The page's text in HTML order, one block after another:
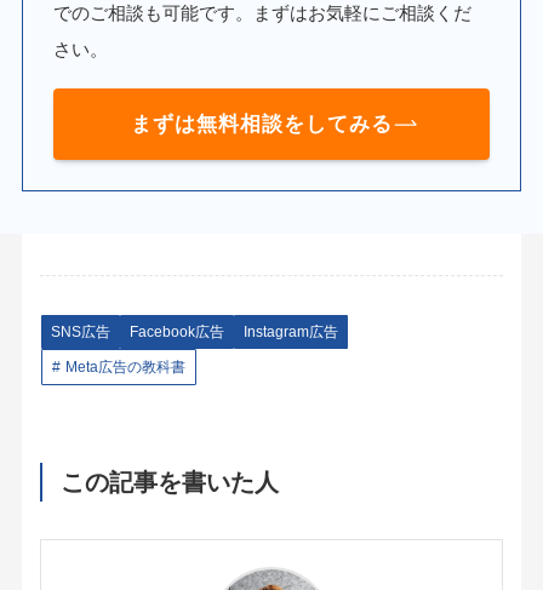
でのご相談も可能です。まずはお気軽にご相談くだ
さい。
まずは無料相談をしてみる
SNS広告 Facebook広告 Instagram広告
Meta広告の教科書
この記事を書いた人